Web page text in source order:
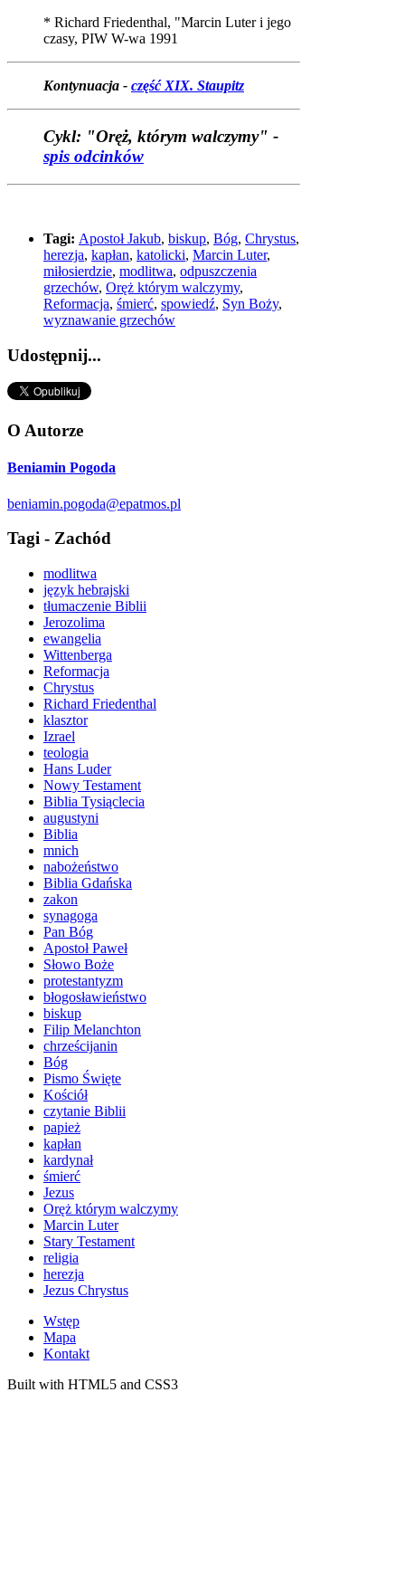
* Richard Friedenthal, "Marcin Luter i jego
czasy, PIW W-wa 1991
Kontynuacja - część XIX. Staupitz
Cykl: "Oręż, którym walczymy" -
spis odcinków
Tagi: Apostoł Jakub, biskup, Bóg, Chrystus,
herezja, kapłan, katolicki, Marcin Luter,
miłosierdzie, modlitwa, odpuszczenia
grzechów, Oręż którym walczymy,
Reformacja, śmierć, spowiedź, Syn Boży,
wyznawanie grzechów
Udostępnij...
O Autorze
Beniamin Pogoda
beniamin.pogoda@epatmos.pl
Tagi - Zachód
modlitwa
język hebrajski
tłumaczenie Biblii
Jerozolima
ewangelia
Wittenberga
Reformacja
Chrystus
Richard Friedenthal
klasztor
Izrael
teologia
Hans Luder
Nowy Testament
Biblia Tysiąclecia
augustyni
Biblia
mnich
nabożeństwo
Biblia Gdańska
zakon
synagoga
Pan Bóg
Apostoł Paweł
Słowo Boże
protestantyzm
błogosławieństwo
biskup
Filip Melanchton
chrześcijanin
Bóg
Pismo Święte
Kościół
czytanie Biblii
papież
kapłan
kardynał
śmierć
Jezus
Oręż którym walczymy
Marcin Luter
Stary Testament
religia
herezja
Jezus Chrystus
Wstęp
Mapa
Kontakt
Built with HTML5 and CSS3